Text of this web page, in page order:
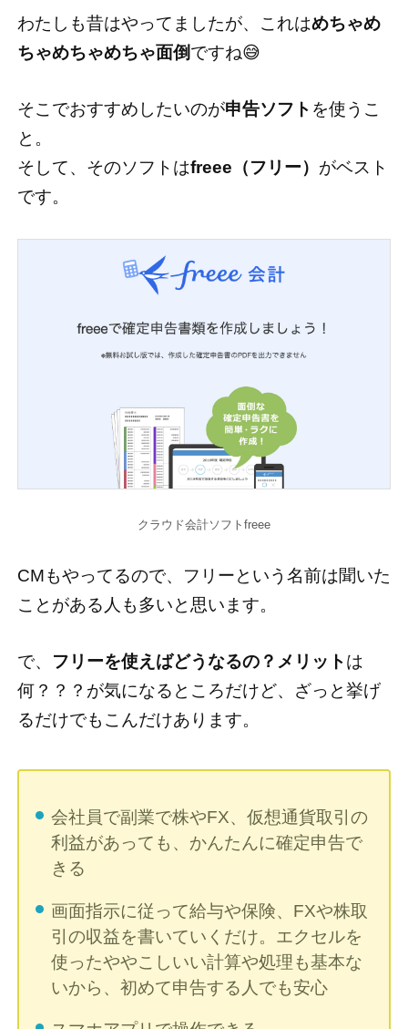
わたしも昔はやってましたが、これはめちゃめ
ちゃめちゃめちゃ面倒ですね😅
そこでおすすめしたいのが申告ソフト を使うこ
と。
そして、そのソフトはfreee（フリー） がベスト
です。
クラウド会計ソフトfreee
CMもやってるので、フリーという名前は聞いた
ことがある人も多いと思います。
で、 フリーを使えばどうなるの？メリットは
何？？？が気になるところだけど、ざっと挙げ
るだけでもこんだけあります。
会社員で副業で株やFX、仮想通貨取引の
利益があっても、かんたんに確定申告で
きる
画面指示に従って給与や保険、FXや株取
引の収益を書いていくだけ。エクセルを
使ったややこしいい計算や処理も基本な
いから、初めて申告する人でも安心